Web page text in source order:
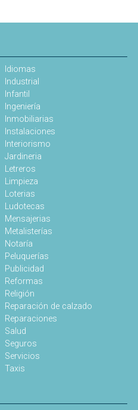
Idiomas
Industrial
Infantil
Ingeniería
Inmobiliarias
Instalaciones
Interiorismo
Jardineria
Letreros
Limpieza
Loterias
Ludotecas
Mensajerias
Metalisterías
Notaría
Peluquerías
Publicidad
Reformas
Religión
Reparación de calzado
Reparaciones
Salud
Seguros
Servicios
Taxis